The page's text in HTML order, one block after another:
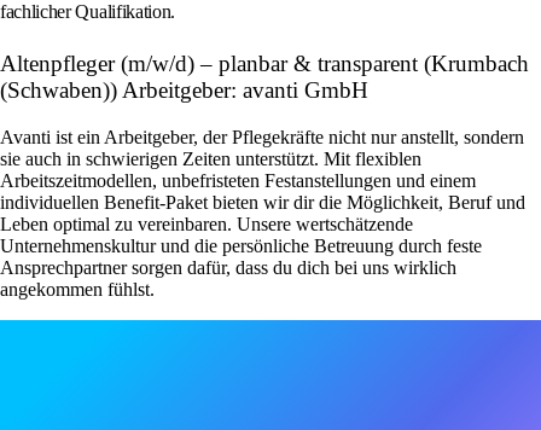
fachlicher Qualifikation.
Altenpfleger (m/w/d) – planbar & transparent (Krumbach
(Schwaben)) Arbeitgeber: avanti GmbH
Avanti ist ein Arbeitgeber, der Pflegekräfte nicht nur anstellt, sondern
sie auch in schwierigen Zeiten unterstützt. Mit flexiblen
Arbeitszeitmodellen, unbefristeten Festanstellungen und einem
individuellen Benefit-Paket bieten wir dir die Möglichkeit, Beruf und
Leben optimal zu vereinbaren. Unsere wertschätzende
Unternehmenskultur und die persönliche Betreuung durch feste
Ansprechpartner sorgen dafür, dass du dich bei uns wirklich
angekommen fühlst.